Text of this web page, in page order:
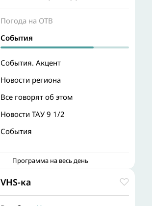
Погода на ОТВ
События
События. Акцент
Новости региона
Все говорят об этом
Новости ТАУ 9 1/2
События
Программа на весь день
VHS-ка